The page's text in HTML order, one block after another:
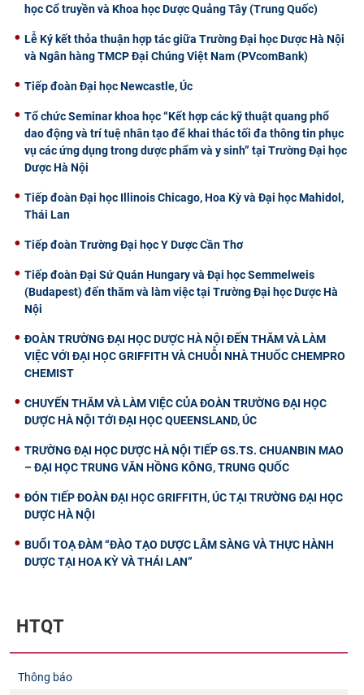
học Cổ truyền và Khoa học Dược Quảng Tây (Trung Quốc)
Lễ Ký kết thỏa thuận hợp tác giữa Trường Đại học Dược Hà Nội
và Ngân hàng TMCP Đại Chúng Việt Nam (PVcomBank)
Tiếp đoàn Đại học Newcastle, Úc
Tổ chức Seminar khoa học “Kết hợp các kỹ thuật quang phổ
dao động và trí tuệ nhân tạo để khai thác tối đa thông tin phục
vụ các ứng dụng trong dược phẩm và y sinh” tại Trường Đại học
Dược Hà Nội
Tiếp đoàn Đại học Illinois Chicago, Hoa Kỳ và Đại học Mahidol,
Thái Lan
Tiếp đoàn Trường Đại học Y Dược Cần Thơ
Tiếp đoàn Đại Sứ Quán Hungary và Đại học Semmelweis
(Budapest) đến thăm và làm việc tại Trường Đại học Dược Hà
Nội
ĐOÀN TRƯỜNG ĐẠI HỌC DƯỢC HÀ NỘI ĐẾN THĂM VÀ LÀM
VIỆC VỚI ĐẠI HỌC GRIFFITH VÀ CHUỖI NHÀ THUỐC CHEMPRO
CHEMIST
CHUYẾN THĂM VÀ LÀM VIỆC CỦA ĐOÀN TRƯỜNG ĐẠI HỌC
DƯỢC HÀ NỘI TỚI ĐẠI HỌC QUEENSLAND, ÚC
TRƯỜNG ĐẠI HỌC DƯỢC HÀ NỘI TIẾP GS.TS. CHUANBIN MAO
– ĐẠI HỌC TRUNG VĂN HỒNG KÔNG, TRUNG QUỐC
ĐÓN TIẾP ĐOÀN ĐẠI HỌC GRIFFITH, ÚC TẠI TRƯỜNG ĐẠI HỌC
DƯỢC HÀ NỘI
BUỔI TOẠ ĐÀM “ĐÀO TẠO DƯỢC LÂM SÀNG VÀ THỰC HÀNH
DƯỢC TẠI HOA KỲ VÀ THÁI LAN”
HTQT
Thông báo